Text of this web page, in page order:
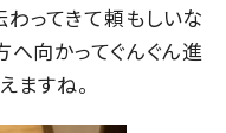
ってきて頼もしいな
へ向かってぐんぐん進
ますね。